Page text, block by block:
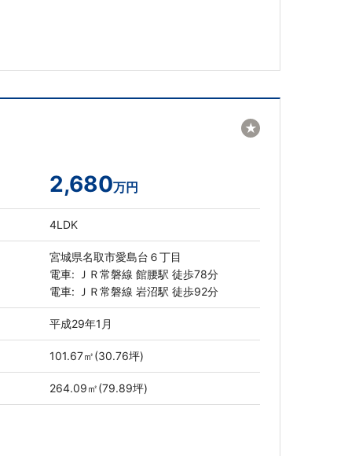
2,680万円
4LDK
宮城県名取市愛島台６丁目
電車: ＪＲ常磐線 館腰駅 徒歩78分
電車: ＪＲ常磐線 岩沼駅 徒歩92分
平成29年1月
101.67㎡(30.76坪)
264.09㎡(79.89坪)
★